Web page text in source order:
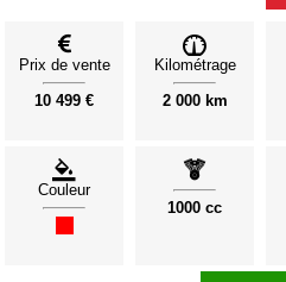
Prix de vente
10 499 €
Kilométrage
2 000 km
Couleur
1000 cc